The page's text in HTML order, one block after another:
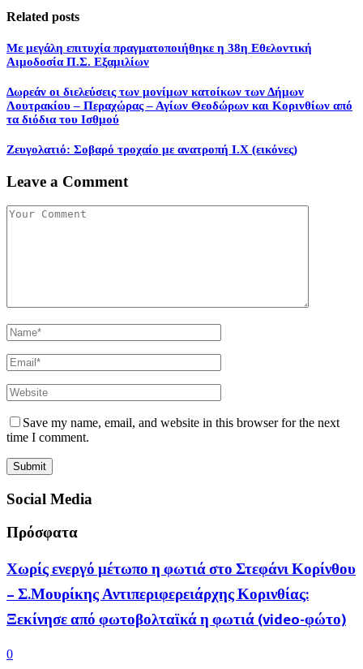
Related posts
Με μεγάλη επιτυχία πραγματοποιήθηκε η 38η Εθελοντική
Αιμοδοσία Π.Σ. Εξαμιλίων
Δωρεάν οι διελεύσεις των μονίμων κατοίκων των Δήμων
Λουτρακίου – Περαχώρας – Αγίων Θεοδώρων και Κορινθίων από
τα διόδια του Ισθμού
Ζευγολατιό: Σοβαρό τροχαίο με ανατροπή Ι.Χ (εικόνες)
Leave a Comment
Save my name, email, and website in this browser for the next
time I comment.
Social Media
Πρόσφατα
Χωρίς ενεργό μέτωπο η φωτιά στο Στεφάνι Κορίνθου
– Σ.Μουρίκης Αντιπεριφερειάρχης Κορινθίας:
Ξεκίνησε από φωτοβολταϊκά η φωτιά (video-φώτο)
0